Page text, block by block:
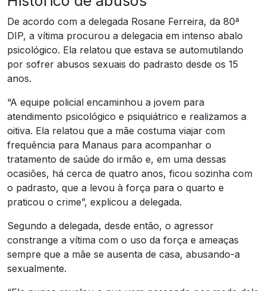
De acordo com a delegada Rosane Ferreira, da 80ª
DIP, a vítima procurou a delegacia em intenso abalo
psicológico. Ela relatou que estava se automutilando
por sofrer abusos sexuais do padrasto desde os 15
anos.
“A equipe policial encaminhou a jovem para
atendimento psicológico e psiquiátrico e realizamos a
oitiva. Ela relatou que a mãe costuma viajar com
frequência para Manaus para acompanhar o
tratamento de saúde do irmão e, em uma dessas
ocasiões, há cerca de quatro anos, ficou sozinha com
o padrasto, que a levou à força para o quarto e
praticou o crime”, explicou a delegada.
Segundo a delegada, desde então, o agressor
constrange a vítima com o uso da força e ameaças
sempre que a mãe se ausenta de casa, abusando-a
sexualmente.